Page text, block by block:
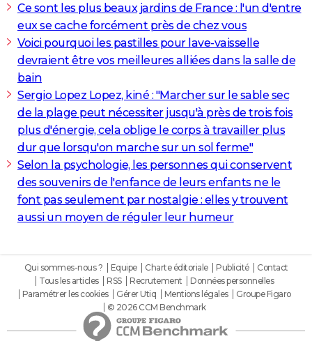
Ce sont les plus beaux jardins de France : l'un d'entre
eux se cache forcément près de chez vous
Voici pourquoi les pastilles pour lave-vaisselle
devraient être vos meilleures alliées dans la salle de
bain
Sergio Lopez Lopez, kiné : "Marcher sur le sable sec
de la plage peut nécessiter jusqu'à près de trois fois
plus d'énergie, cela oblige le corps à travailler plus
dur que lorsqu'on marche sur un sol ferme"
Selon la psychologie, les personnes qui conservent
des souvenirs de l'enfance de leurs enfants ne le
font pas seulement par nostalgie : elles y trouvent
aussi un moyen de réguler leur humeur
Qui sommes-nous ? Equipe Charte éditoriale Publicité
Contact
Tous les articles
RSS Recrutement
Données personnelles
Paramétrer les cookies
Gérer Utiq Mentions légales
Groupe Figaro
© 2026 CCM Benchmark